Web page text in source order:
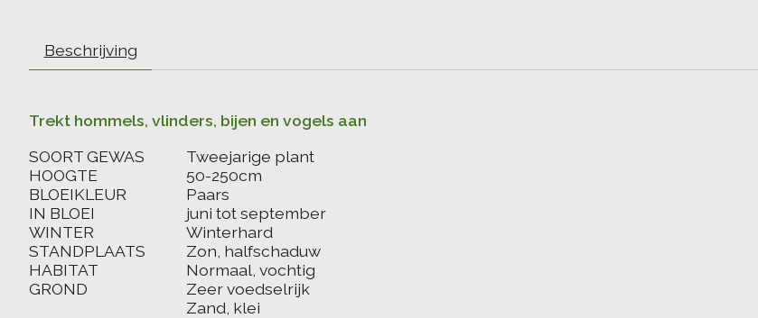
Beschrijving
Trekt hommels, vlinders, bijen en vogels aan
SOORT GEWAS
Tweejarige plant
HOOGTE
50-250cm
BLOEIKLEUR
Paars
IN BLOEI
juni tot september
WINTER
Winterhard
STANDPLAATS
Zon, halfschaduw
HABITAT
Normaal, vochtig
GROND
Zeer voedselrijk
Zand, klei